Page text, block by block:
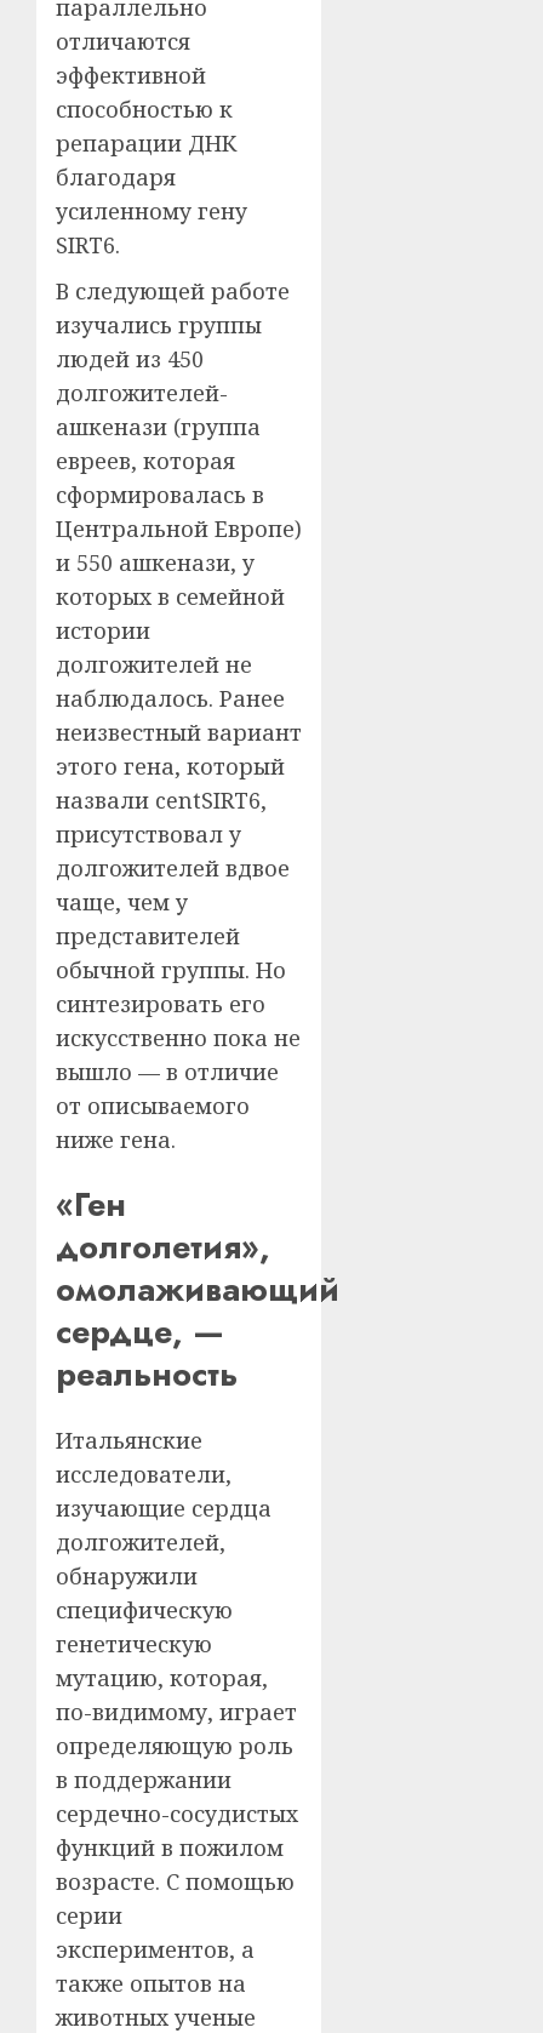
параллельно
отличаются
эффективной
способностью к
репарации ДНК
благодаря
усиленному гену
SIRT6.
В следующей работе
изучались группы
людей из 450
долгожителей-
ашкенази (группа
евреев, которая
сформировалась в
Центральной Европе)
и 550 ашкенази, у
которых в семейной
истории
долгожителей не
наблюдалось. Ранее
неизвестный вариант
этого гена, который
назвали centSIRT6,
присутствовал у
долгожителей вдвое
чаще, чем у
представителей
обычной группы. Но
синтезировать его
искусственно пока не
вышло — в отличие
от описываемого
ниже гена.
«Ген
долголетия»,
омолаживающий
сердце, —
реальность
Итальянские
исследователи,
изучающие сердца
долгожителей,
обнаружили
специфическую
генетическую
мутацию, которая,
по-видимому, играет
определяющую роль
в поддержании
сердечно-сосудистых
функций в пожилом
возрасте. С помощью
серии
экспериментов, а
также опытов на
животных ученые